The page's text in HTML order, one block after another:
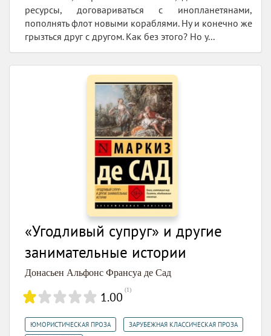
ресурсы, договариваться с инопланетянами,
пополнять флот новыми кораблями. Ну и конечно же
грызться друг с другом. Как без этого? Но у...
«Угодливый супруг» и другие
занимательные истории
Донасьен Альфонс Франсуа де Сад
1.00 (1)
ЮМОРИСТИЧЕСКАЯ ПРОЗА ЗАРУБЕЖНАЯ КЛАССИЧЕСКАЯ ПРОЗА